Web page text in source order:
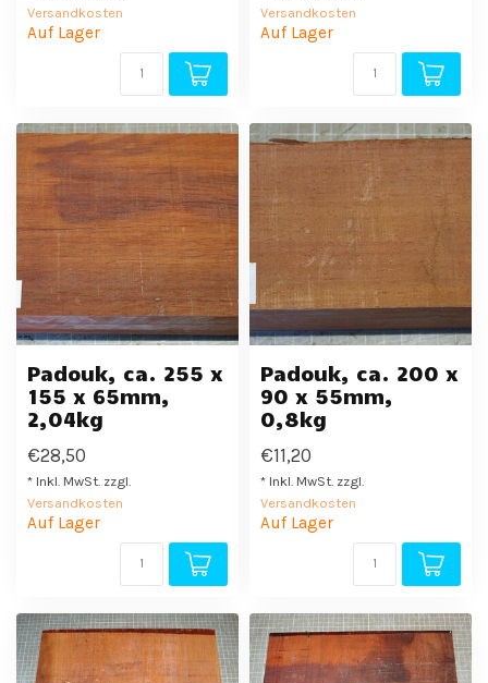
Versandkosten
Auf Lager
Versandkosten
Auf Lager
Padouk, ca. 255 x
155 x 65mm,
2,04kg
€28,50
* Inkl. MwSt. zzgl.
Versandkosten
Auf Lager
Padouk, ca. 200 x
90 x 55mm,
0,8kg
€11,20
* Inkl. MwSt. zzgl.
Versandkosten
Auf Lager